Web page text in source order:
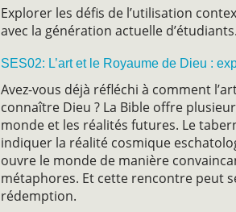
Explorer les défis de l’utilisation
avec la génération actuelle d’étudiants.
SES02: L’art et le Royaume de Dieu :
Avez-vous déjà réfléchi à comment
connaître Dieu ? La Bible offre
monde et les réalités futures. Le
indiquer la réalité cosmique
ouvre le monde de manière
métaphores. Et cette rencontre peut
rédemption.